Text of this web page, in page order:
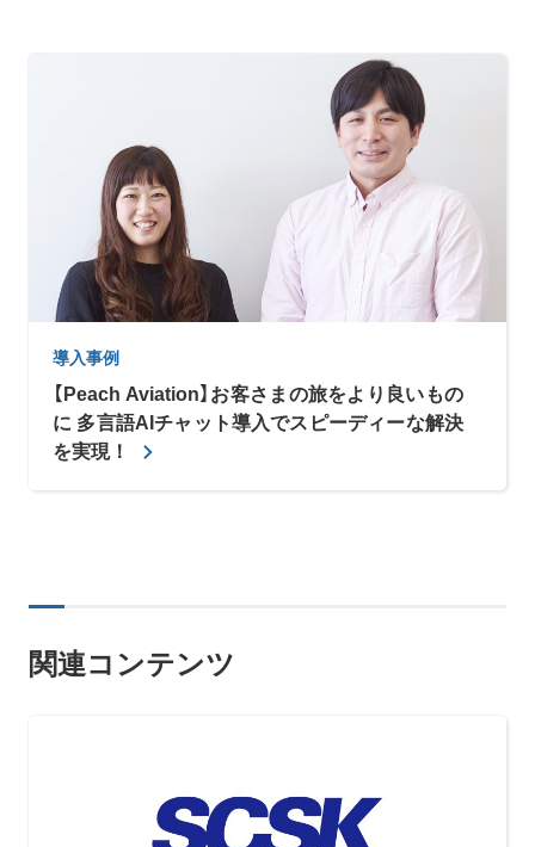
導入事例
【Peach Aviation】お客さまの旅をより良いもの
に 多言語AIチャット導入でスピーディーな解決
を実現！
関連コンテンツ